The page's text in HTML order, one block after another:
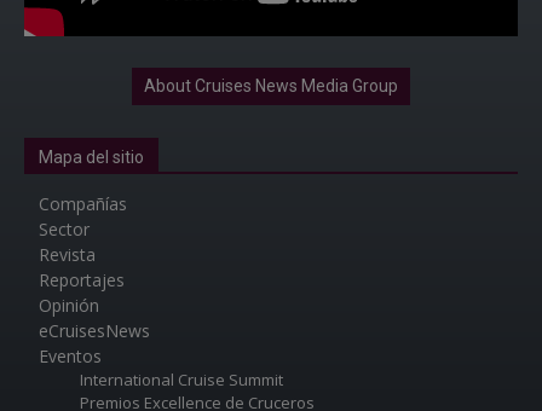
About Cruises News Media Group
Mapa del sitio
Compañías
Sector
Revista
Reportajes
Opinión
eCruisesNews
Eventos
International Cruise Summit
Premios Excellence de Cruceros